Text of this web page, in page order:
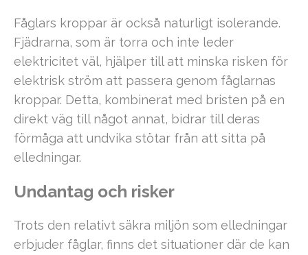
Fåglars kroppar är också naturligt isolerande.
Fjädrarna, som är torra och inte leder
elektricitet väl, hjälper till att minska risken för
elektrisk ström att passera genom fåglarnas
kroppar. Detta, kombinerat med bristen på en
direkt väg till något annat, bidrar till deras
förmåga att undvika stötar från att sitta på
elledningar.
Undantag och risker
Trots den relativt säkra miljön som elledningar
erbjuder fåglar, finns det situationer där de kan